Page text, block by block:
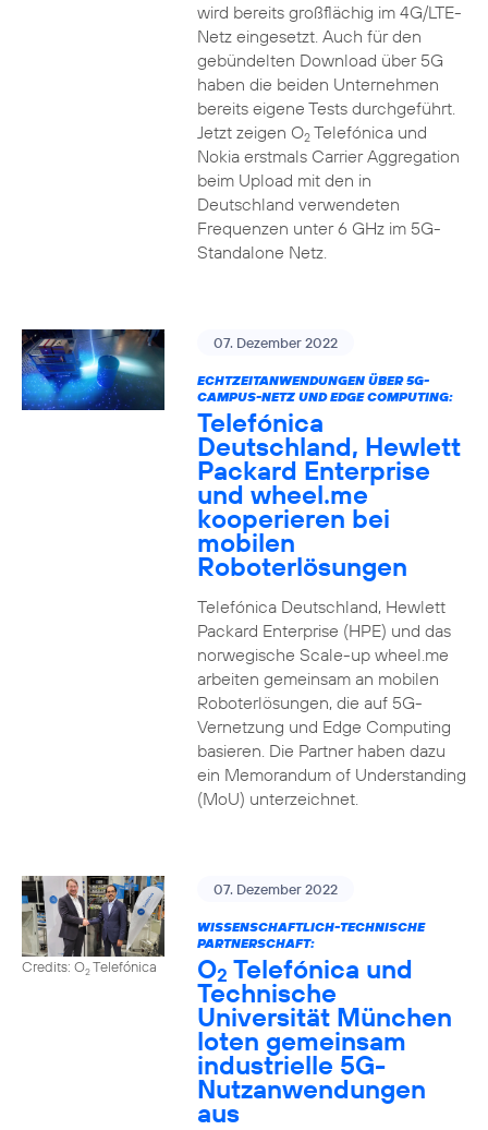
wird bereits großflächig im 4G/LTE-
Netz eingesetzt. Auch für den
gebündelten Download über 5G
haben die beiden Unternehmen
bereits eigene Tests durchgeführt.
Jetzt zeigen O2Telefónica und
Nokia erstmals Carrier Aggregation
beim Upload mit den in
Deutschland verwendeten
Frequenzen unter 6 GHz im 5G-
Standalone Netz.
07. Dezember 2022
ECHTZEITANWENDUNGEN ÜBER 5G-
CAMPUS-NETZ UND EDGE COMPUTING:
Telefónica
Deutschland, Hewlett
Packard Enterprise
und wheel.me
kooperieren bei
mobilen
Roboterlösungen
Telefónica Deutschland, Hewlett
Packard Enterprise (HPE) und das
norwegische Scale-up wheel.me
arbeiten gemeinsam an mobilen
Roboterlösungen, die auf 5G-
Vernetzung und Edge Computing
basieren. Die Partner haben dazu
ein Memorandum of Understanding
(MoU) unterzeichnet.
Credits: O2Telefónica
07. Dezember 2022
WISSENSCHAFTLICH-TECHNISCHE
PARTNERSCHAFT:
O2 Telefónica und
Technische
Universität München
loten gemeinsam
industrielle 5G-
Nutzanwendungen
aus